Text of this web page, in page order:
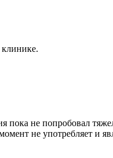
пока не попробовал
не употребляет и